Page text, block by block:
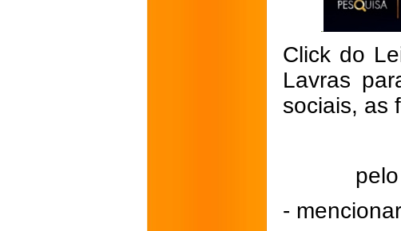
Click do
Lavras
sociais, as
-